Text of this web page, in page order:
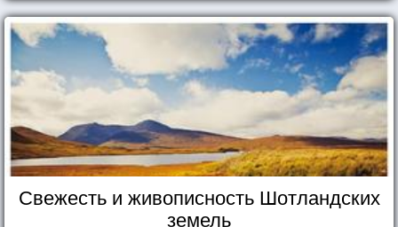
Свежесть и живописность Шотландских
земель